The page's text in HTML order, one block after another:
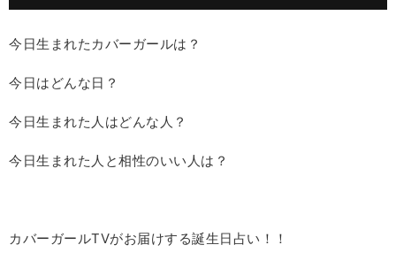
今日生まれたカバーガールは？
今日はどんな日？
今日生まれた人はどんな人？
今日生まれた人と相性のいい人は？
カバーガールTVがお届けする誕生日占い！！